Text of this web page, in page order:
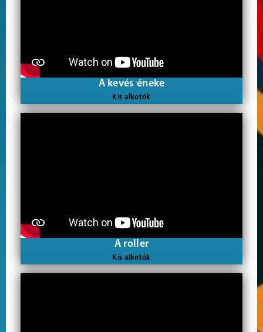
A kevés éneke
Kis alkotók
A roller
Kis alkotók